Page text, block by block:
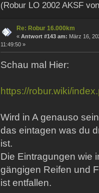
(Robur LO 2002 AKSF
Re: Robur 16.000km
« Antwort #143 am: März 16,
11:49:50 »
Schau mal Hier:
https://robur.wiki/
Wird in A genauso
das eintagen was du
ist.
Die Eintragungen wie
gängigen Reifen und
ist entfallen.